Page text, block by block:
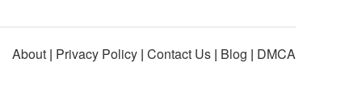
About | Privacy Policy | Contact Us | Blog | DMCA